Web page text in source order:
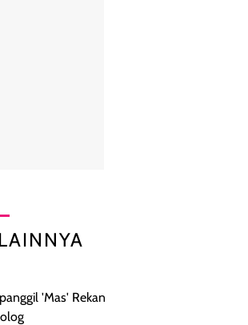
'Mas' Rekan